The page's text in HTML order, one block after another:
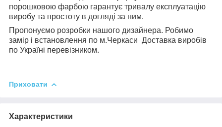
порошковою фарбою гарантує тривалу експлуатацію
виробу та простоту в догляді за ним.
Пропонуємо розробки нашого дизайнера. Робимо
замір і встановлення по м.Черкаси Доставка виробів
по Україні перевізником.
Приховати
Характеристики